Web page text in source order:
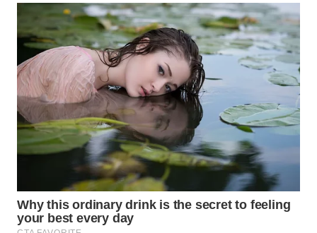
KUNINGAN
WN
MAJALENGKA
WN
SUBANG
WN
WN
PURWAKARTA